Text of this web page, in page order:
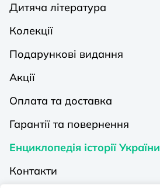
Дитяча література
Колекції
Подарункові видання
Акції
Оплата та доставка
Гарантії та повернення
Енциклопедія історії України
Контакти